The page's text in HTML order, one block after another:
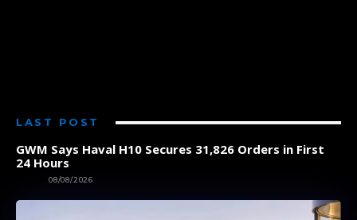
LAST POST
GWM Says Haval H10 Secures 31,826 Orders in First
24 Hours
08/08/2026